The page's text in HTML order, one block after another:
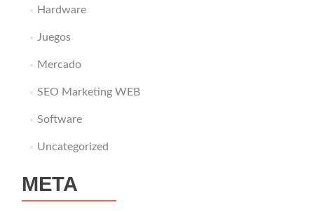
Hardware
Juegos
Mercado
SEO Marketing WEB
Software
Uncategorized
META